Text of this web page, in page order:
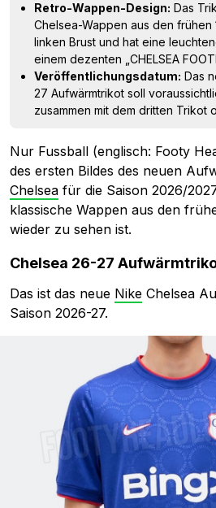
Retro-Wappen-Design: Das
Chelsea-Wappen aus den
linken Brust und hat eine
einem dezenten „CHELSEA
Veröffentlichungsdatum: Das
27 Aufwärmtrikot soll
zusammen mit dem dritten Trikot
Nur Fussball (englisch: Footy
des ersten Bildes des neuen
Chelsea für die Saison 2026/
klassische Wappen aus den
wieder zu sehen ist.
Chelsea 26-27
Das ist das neue Nike Chelsea
Saison 2026-27.